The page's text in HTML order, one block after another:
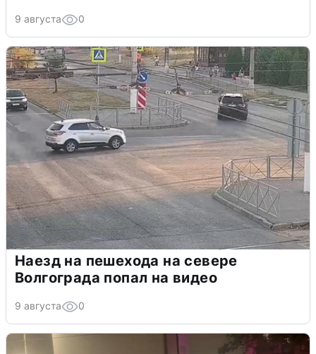
9 августа 0
Наезд на пешехода на севере
Волгограда попал на видео
9 августа 0